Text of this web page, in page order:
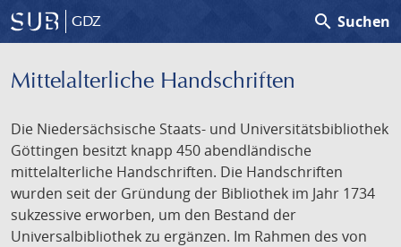
GDZ search Suchen
Mittelalterliche Handschriften
Die Niedersächsische Staats- und Universitätsbibliothek
Göttingen besitzt knapp 450 abendländische
mittelalterliche Handschriften. Die Handschriften
wurden seit der Gründung der Bibliothek im Jahr 1734
sukzessive erworben, um den Bestand der
Universalbibliothek zu ergänzen. Im Rahmen des von